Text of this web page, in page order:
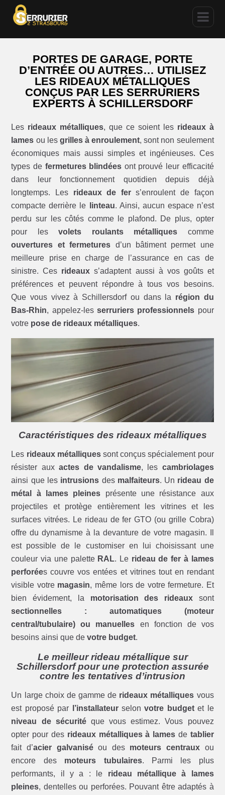
PORTES DE GARAGE, PORTE
D’ENTRÉE OU AUTRES… UTILISEZ
LES RIDEAUX MÉTALLIQUES
CONÇUS PAR LES SERRURIERS
EXPERTS À SCHILLERSDORF
Les rideaux métalliques, que ce soient les rideaux à
lames ou les grilles à enroulement, sont non seulement
économiques mais aussi simples et ingénieuses. Ces
types de fermetures blindées ont prouvé leur efficacité
dans leur fonctionnement quotidien depuis déjà
longtemps. Les rideaux de fers’enroulent de façon
compacte derrière le
linteau. Ainsi, aucun espace n’est
perdu sur les côtés comme le plafond. De plus, opter
pour lesvolets roulants métalliques comme
ouvertures et fermetures d’un bâtiment permet une
meilleure prise en charge de l’assurance en cas de
sinistre. Ces rideaux s’adaptent aussi à vos goûts et
préférences et peuvent répondre à tous vos besoins.
Que vous vivez à Schillersdorf ou dans la région du
Bas-Rhin, appelez-les serruriers professionnels pour
votre pose de rideaux métalliques.
Caractéristiques des rideaux métalliques
Les rideaux métalliquessont conçus spécialement pour
résister auxactes de vandalisme, les cambriolages
ainsi que les intrusions des malfaiteurs. Un rideau de
métal à lames pleines présente une résistance aux
projectiles et protège entièrement les vitrines et les
surfaces vitrées. Le rideau de fer GTO (ou grille Cobra)
offre du dynamisme à la devanture de votre magasin. Il
est possible de le customiser en lui choisissant une
couleur via une palette RAL. Le rideau de fer à lames
perforées couvre vos entées et vitrines tout en rendant
visible votre magasin, même lors de votre fermeture. Et
bien évidement, la motorisation des rideauxsont
sectionnelles : automatiques (moteur
central/tubulaire) ou manuelles en fonction de vos
besoins ainsi que devotre budget.
Le meilleur rideau métallique sur
Schillersdorf pour une protection assurée
contre les tentatives d’intrusion
Un large choix de gamme de rideaux métalliques vous
est proposé par
l’installateurselonvotre budgetet le
niveau de sécuritéque vous estimez. Vous pouvez
opter pour des rideaux métalliques à lames de tablier
fait d’acier galvaniséou des moteurs centraux ou
encore des moteurs tubulaires. Parmi les plus
performants, il y a : le rideau métallique à lames
pleines, dentelles ou perforées. Pouvant être adaptés à